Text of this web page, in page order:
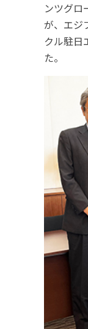
ンツグロ
が、エジ
クル駐日
た。